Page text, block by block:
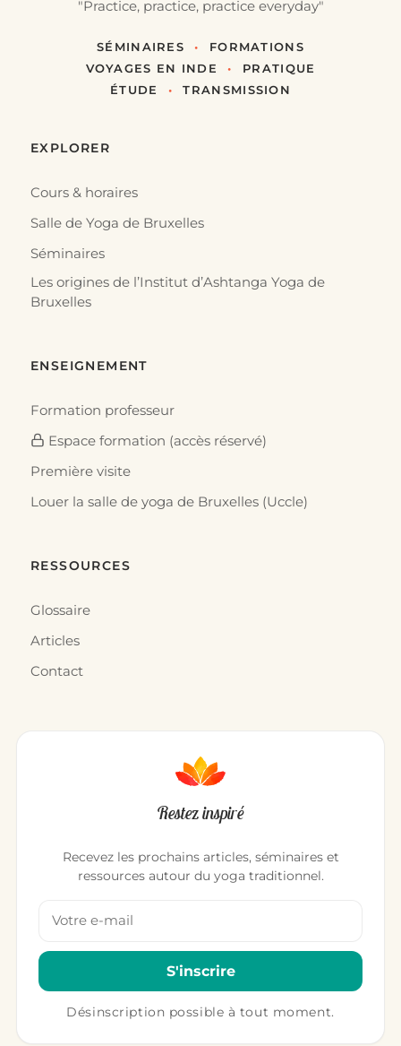
"Practice, practice, practice everyday"
SÉMINAIRES •
FORMATIONS
VOYAGES EN INDE
•
PRATIQUE
ÉTUDE
• TRANSMISSION
EXPLORER
Cours & horaires
Salle de Yoga de Bruxelles
Séminaires
Les origines de l’Institut d’Ashtanga Yoga de
Bruxelles
ENSEIGNEMENT
Formation professeur
Espace formation (accès réservé)
Première visite
Louer la salle de yoga de Bruxelles (Uccle)
RESSOURCES
Glossaire
Articles
Contact
Restez inspiré
Recevez les prochains articles, séminaires et
ressources autour du yoga traditionnel.
S'inscrire
Désinscription possible à tout moment.